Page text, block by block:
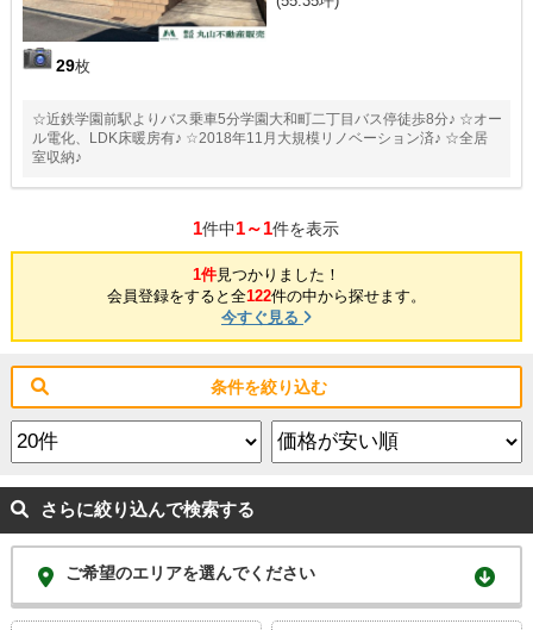
29枚
☆近鉄学園前駅よりバス乗車5分学園大和町二丁目バス停徒歩8分♪ ☆オー
ル電化、LDK床暖房有♪ ☆2018年11月大規模リノベーション済♪ ☆全居
室収納♪
1件中1～1件を表示
1件見つかりました！
会員登録をすると全122件の中から探せます。
今すぐ見る
条件を絞り込む
さらに絞り込んで検索する
ご希望のエリアを選んでください